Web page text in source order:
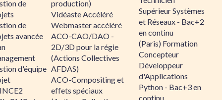
de
de
avancée
d'équipe
production)
Vidéaste Accéléré
Webmaster accéléré
ACO-CAO/DAO -
2D/3D pour la régie
(Actions Collectives
AFDAS)
ACO-Compositing et
effets spéciaux
Supérieur Systèmes
et Réseaux - Bac+2
en continu
(Paris) Formation
Concepteur
Développeur
d'Applications
Python - Bac+3 en
continu